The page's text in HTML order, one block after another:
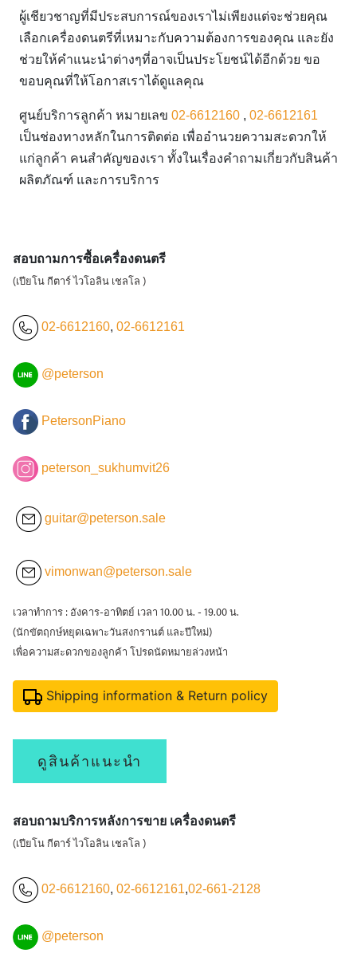
ผู้เชียวชาญที่มีประสบการณ์ของเราไม่เพียงแต่จะช่วยคุณ
เลือกเครื่องดนตรีที่เหมาะกับความต้องการของคุณ และยัง
ช่วยให้คำแนะนำต่างๆที่อาจเป็นประโยชน์ได้อีกด้วย ขอ
ขอบคุณที่ให้โอกาสเราได้ดูแลคุณ
ศูนย์บริการลูกค้า หมายเลข 02-6612160 , 02-6612161
เป็นช่องทางหลักในการติดต่อ เพื่ออำนวยความสะดวกให้
แก่ลูกค้า คนสำคัญของเรา ทั้งในเรื่องคำถามเกี่ยวกับสินค้า
ผลิตภัณฑ์ และการบริการ
สอบถามการซื้อเครื่องดนตรี
(เปียโน กีตาร์ ไวโอลิน เชลโล )
02-6612160, 02-6612161
@peterson
PetersonPiano
peterson_sukhumvit26
guitar@peterson.sale
vimonwan@peterson.sale
เวลาทำการ : อังคาร-อาทิตย์ เวลา 10.00 น. - 19.00 น.
(นักขัตฤกษ์หยุดเฉพาะวันสงกรานต์ และปีใหม่)
เพื่อความสะดวกของลูกค้า โปรดนัดหมายล่วงหน้า
Shipping information & Return policy
ดูสินค้าแนะนำ
สอบถามบริการหลังการขาย เครื่องดนตรี
(เปียโน กีตาร์ ไวโอลิน เชลโล )
02-6612160, 02-6612161,02-661-2128
@peterson